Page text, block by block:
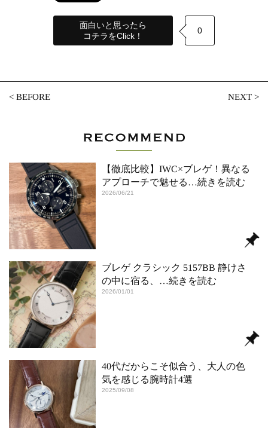
面白いと思ったら
コチラをClick！
0
<BEFORE NEXT>
【徹底比較】IWC×ブレゲ！異なる
アプローチで魅せる …続きを読む
2026/06/21
ブレゲ クラシック 5157BB 静けさ
の中に宿る、 …続きを読む
2026/01/01
40代だからこそ似合う、大人の色
気を感じる腕時計4選
2025/09/08